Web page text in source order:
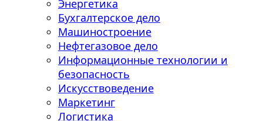
Энергетика
Бухгалтерское дело
Машиностроение
Нефтегазовое дело
Информационные технологии и
безопасность
Искусствоведение
Маркетинг
Логистика